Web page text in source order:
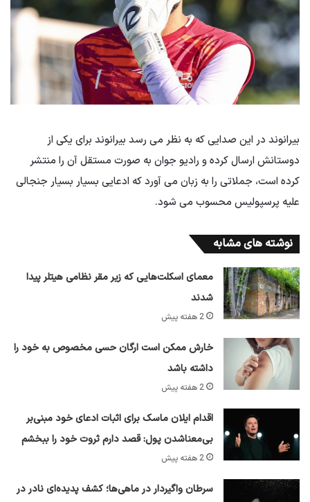
بیرانوند در این صدایی که به نظر می رسد بیرانوند برای یکی از
دوستانش ارسال کرده و رادیو جوان به صورت مستقل آن را منتشر
کرده است، جملاتی را به زبان می آورد که ادعایی بسیار بسیار جنجالی
علیه پرسپولیس محسوب می شود.
نوشته های مشابه
معمای اسکلت‌هایی که زیر مقر نظامی هیتلر پیدا
شدند
2 هفته پیش
خارش ممکن است ارگان حسی مخصوص به خود را
داشته باشد
2 هفته پیش
اقدام ایلان ماسک برای اثبات ادعای خود مبنی‌بر
بی‌معناشدن پول: قصد دارم ثروت خود را ببخشم
2 هفته پیش
سرطان واگیردار در ماهی‌ها؛ کشف پدیده‌ای نادر در